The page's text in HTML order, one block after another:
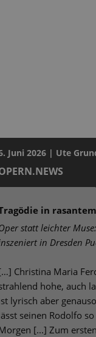
Juni 2026 | Ute
in
statt leichter
in Dresden
Christina Maria
hohe, auch
lyrisch aber
seinen Rodolfo
[...] Zum